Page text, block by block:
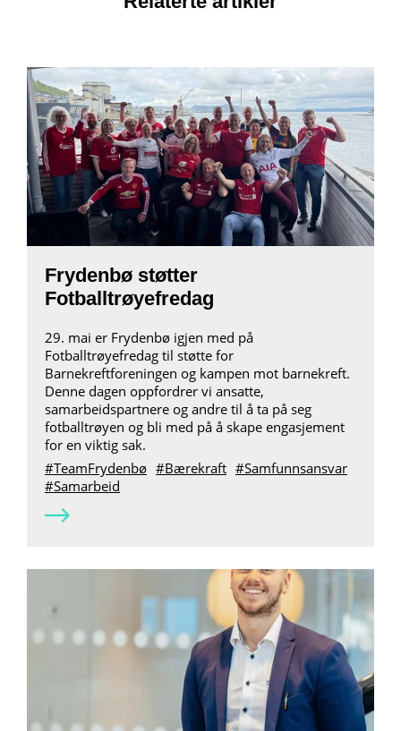
Frydenbø støtter
Fotballtrøyefredag
29. mai er Frydenbø igjen med på
Fotballtrøyefredag til støtte for
Barnekreftforeningen og kampen mot barnekreft.
Denne dagen oppfordrer vi ansatte,
samarbeidspartnere og andre til å ta på seg
fotballtrøyen og bli med på å skape engasjement
for en viktig sak.
TeamFrydenbø
Bærekraft
Samfunnsansvar
Samarbeid